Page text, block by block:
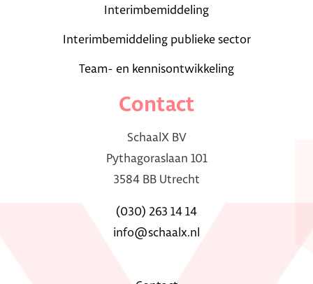
Interimbemiddeling
Interimbemiddeling publieke sector
Team- en kennisontwikkeling
Contact
SchaalX BV
Pythagoraslaan 101
3584 BB Utrecht
(030) 263 14 14
info@schaalx.nl